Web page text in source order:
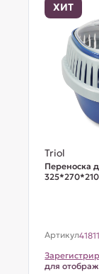
ХИТ
Triol
Переноска
Артикул
для